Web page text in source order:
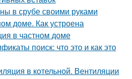
в срубе своими руками
доме. Как устроена
в частном доме
поиск: что это и как это
в котельной. Вентиляции